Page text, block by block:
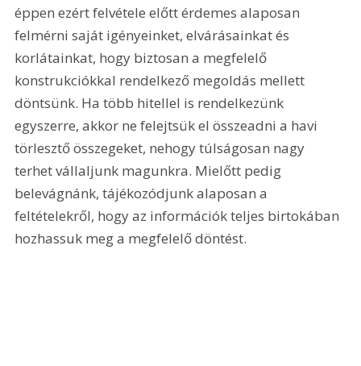
éppen ezért felvétele előtt érdemes alaposan
felmérni saját igényeinket, elvárásainkat és
korlátainkat, hogy biztosan a megfelelő
konstrukciókkal rendelkező megoldás mellett
döntsünk. Ha több hitellel is rendelkezünk
egyszerre, akkor ne felejtsük el összeadni a havi
törlesztő összegeket, nehogy túlságosan nagy
terhet vállaljunk magunkra. Mielőtt pedig
belevágnánk, tájékozódjunk alaposan a
feltételekről, hogy az információk teljes birtokában
hozhassuk meg a megfelelő döntést.